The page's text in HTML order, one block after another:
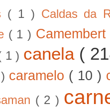
( 1 ) Caldas da
( 1 )
1 ) canela (
caramelo ( 10 )
( 2 )